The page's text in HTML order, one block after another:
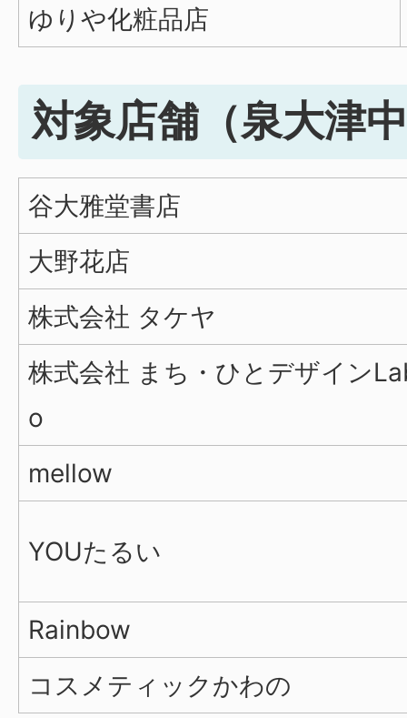
ゆりや化粧品店
対象店舗（泉大津
谷大雅堂書店
大野花店
株式会社 タケヤ
株式会社 まち・ひとデザイン
o
mellow
YOUたるい
Rainbow
コスメティックかわの